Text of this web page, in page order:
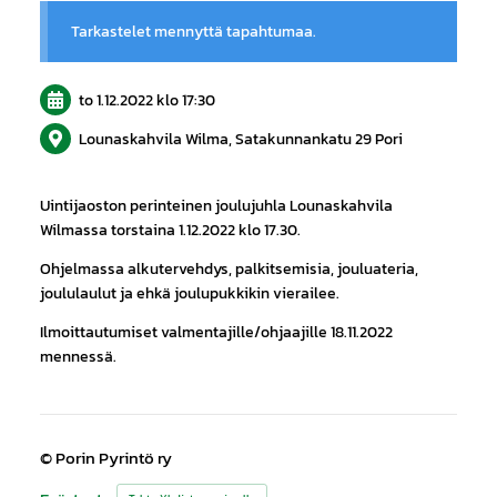
Tarkastelet mennyttä tapahtumaa.
to 1.12.2022klo 17:30
Lounaskahvila Wilma, Satakunnankatu 29 Pori
Uintijaoston perinteinen joulujuhla Lounaskahvila
Wilmassa torstaina 1.12.2022 klo 17.30.
Ohjelmassa alkutervehdys, palkitsemisia, jouluateria,
joululaulut ja ehkä joulupukkikin vierailee.
Ilmoittautumiset valmentajille/ohjaajille 18.11.2022
mennessä.
©Porin Pyrintö ry